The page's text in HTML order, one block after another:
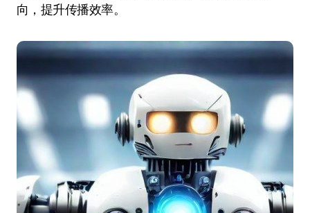
向，提升传播效率。